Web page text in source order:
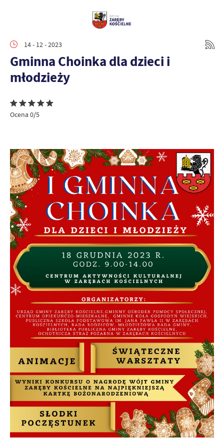
14 - 12 - 2023
Gminna Choinka dla dzieci i
młodzieży
Ocena 0/5